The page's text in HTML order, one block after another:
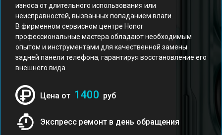
износа от длительного использования или
неисправностей, вызванных попаданием влаги.
В фирменном сервисном центре Honor
профессиональные мастера обладают необходимым
опытом и инструментами для качественной замены
задней панели телефона, гарантируя восстановление его
внешнего вида.
Цена от 1400 руб
Экспресс ремонт в день обращения